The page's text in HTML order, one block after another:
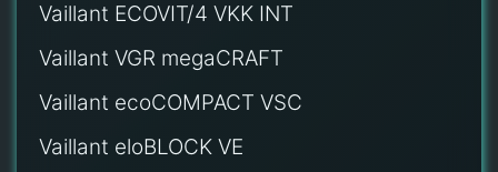
Vaillant ECOVIT/4 VKK INT
Vaillant VGR megaCRAFT
Vaillant ecoCOMPACT VSC
Vaillant eloBLOCK VE